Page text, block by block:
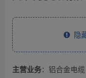
隐
主营业务：铝合金电